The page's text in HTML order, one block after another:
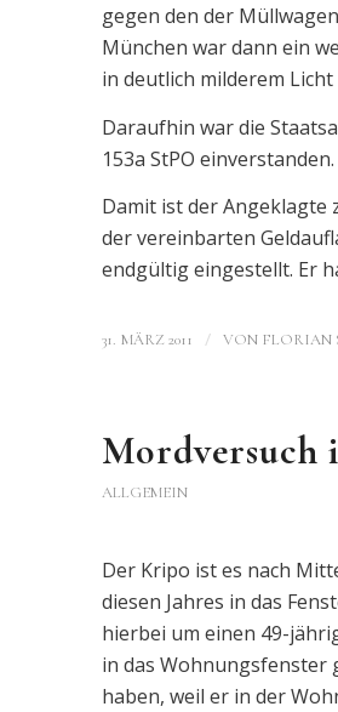
gegen den der
München war dann ein
in deutlich milderem
Daraufhin war die
153a StPO einverstanden.
Damit ist der Angeklagte
der vereinbarten
endgültig eingestellt. Er
31. MÄRZ 2011 / VON FLORIAN
Mordversuch
ALLGEMEIN
Der Kripo ist es nach
diesen Jahres in das
hierbei um einen 49-
in das Wohnungsfenster
haben, weil er in der